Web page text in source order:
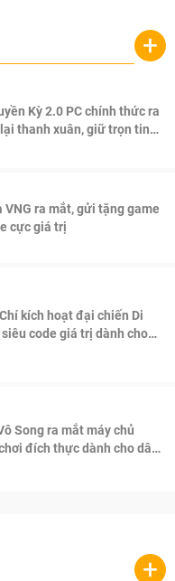
công ty game Nhật Bản
+
Kỳ 2.0 PC chính thức ra
thanh xuân, giữ trọn tinh
VNG ra mắt, gửi tặng game
cực giá trị
kích hoạt đại chiến Di
code giá trị dành cho
Song ra mắt máy chủ
đích thực dành cho dân
+